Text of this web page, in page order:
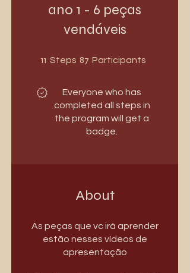
ano 1 - 6 peças
vendáveis
11 Steps 11 Steps
87 Participants
Everyone who has
completed all steps in
the program will get a
badge.
About
As peças que vc irá aprender
estão nesses vídeos de
apresentação